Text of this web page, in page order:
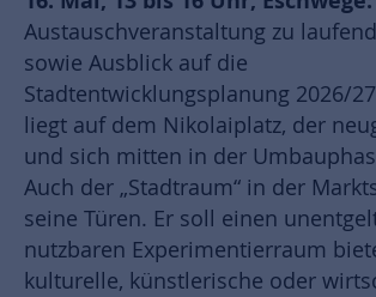
Austauschveranstaltung zu
sowie Ausblick auf die
Stadtentwicklungsplanung 2026/
liegt auf dem Nikolaiplatz, der
und sich mitten in der
Auch der „Stadtraum“ in der
seine Türen. Er soll einen
nutzbaren Experimentierraum
kulturelle, künstlerische oder